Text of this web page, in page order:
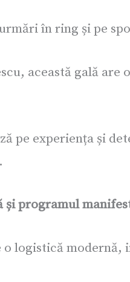
în ring și pe
această gală
pe experiența și
și programul
o logistică